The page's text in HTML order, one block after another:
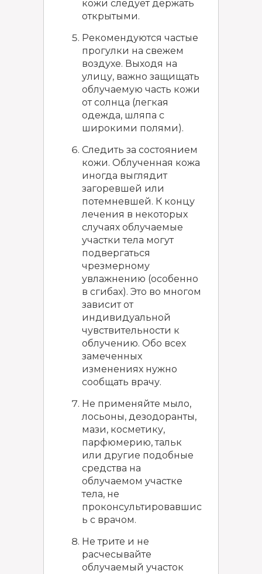
кожи следует держать
открытыми.
Рекомендуются частые
прогулки на свежем
воздухе. Выходя на
улицу, важно защищать
облучаемую часть кожи
от солнца (легкая
одежда, шляпа с
широкими полями).
Следить за состоянием
кожи. Облученная кожа
иногда выглядит
загоревшей или
потемневшей. К концу
лечения в некоторых
случаях облучаемые
участки тела могут
подвергаться
чрезмерному
увлажнению (особенно
в сгибах). Это во многом
зависит от
индивидуальной
чувствительности к
облучению. Обо всех
замеченных
изменениях нужно
сообщать врачу.
Не применяйте мыло,
лосьоны, дезодоранты,
мази, косметику,
парфюмерию, тальк
или другие подобные
средства на
облучаемом участке
тела, не
проконсультировавшис
ь с врачом.
Не трите и не
расчесывайте
облучаемый участок